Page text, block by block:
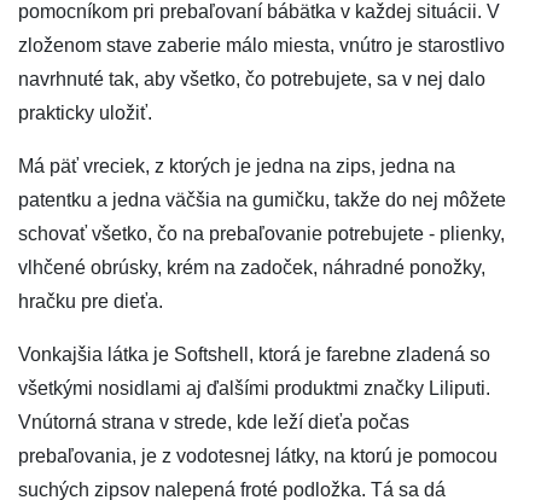
pomocníkom pri prebaľovaní bábätka v každej situácii. V
zloženom stave zaberie málo miesta, vnútro je starostlivo
navrhnuté tak, aby všetko, čo potrebujete, sa v nej dalo
prakticky uložiť.
Má päť vreciek, z ktorých je jedna na zips, jedna na
patentku a jedna väčšia na gumičku, takže do nej môžete
schovať všetko, čo na prebaľovanie potrebujete - plienky,
vlhčené obrúsky, krém na zadoček, náhradné ponožky,
hračku pre dieťa.
Vonkajšia látka je Softshell, ktorá je farebne zladená so
všetkými nosidlami aj ďalšími produktmi značky Liliputi.
Vnútorná strana v strede, kde leží dieťa počas
prebaľovania, je z vodotesnej látky, na ktorú je pomocou
suchých zipsov nalepená froté podložka. Tá sa dá